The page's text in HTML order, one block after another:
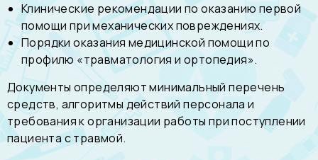
Клинические рекомендации по оказанию первой
помощи при механических повреждениях.
Порядки оказания медицинской помощи по
профилю «травматология и ортопедия».
Документы определяют минимальный перечень
средств, алгоритмы действий персонала и
требования к организации работы при поступлении
пациента с травмой.